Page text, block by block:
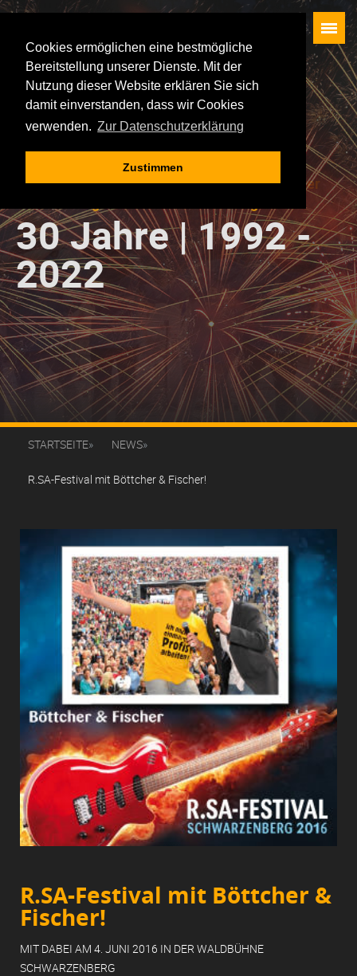
Cookies ermöglichen eine bestmögliche
Bereitstellung unserer Dienste. Mit der
Nutzung dieser Website erklären Sie sich
damit einverstanden, dass wir Cookies
verwenden. Zur Datenschutzerklärung
Zustimmen
30 Jahre | 1992 -
2022
STARTSEITE NEWS
R.SA-Festival mit Böttcher & Fischer!
R.SA-Festival mit Böttcher &
Fischer!
MIT DABEI AM 4. JUNI 2016 IN DER WALDBÜHNE
SCHWARZENBERG
Startseite
Künstler
Besucherservice
Rückblick
Die Veranstaltungen
Geschichte der Oldie-Nacht
Impressum
Datenschutz
AGB